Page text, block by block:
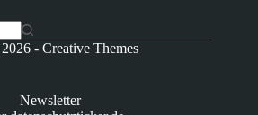
-Creative Themes
Newsletter